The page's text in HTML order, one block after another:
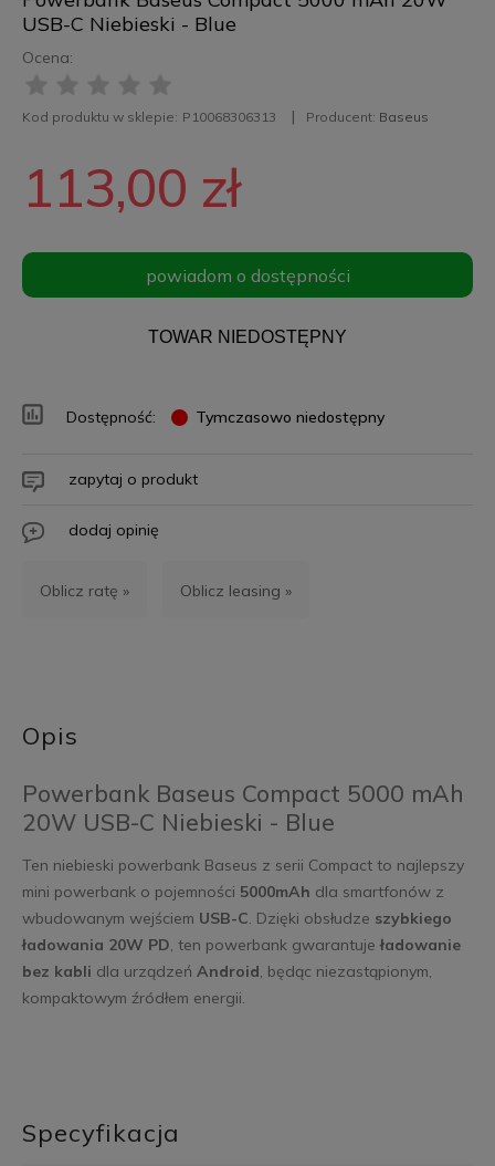
USB-C Niebieski - Blue
Ocena:
Kod produktu w sklepie: P10068306313 Producent: Baseus
113,00 zł
powiadom o dostępności
TOWAR NIEDOSTĘPNY
Dostępność: Tymczasowo niedostępny
zapytaj o produkt
dodaj opinię
Oblicz ratę » Oblicz leasing »
Opis
Powerbank Baseus Compact 5000 mAh
20W USB-C Niebieski - Blue
Ten niebieski powerbank Baseus z serii Compact to najlepszy
mini powerbank o pojemności 5000mAh dla smartfonów z
wbudowanym wejściem USB-C. Dzięki obsłudze szybkiego
ładowania 20W PD, ten powerbank gwarantujeładowanie
bez kabli dla urządzeń Android, będąc niezastąpionym,
kompaktowym źródłem energii.
Specyfikacja